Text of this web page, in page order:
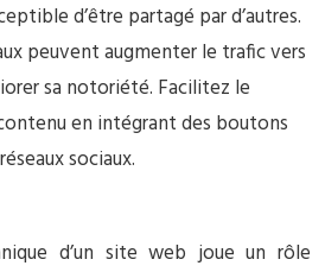
d’être partagé par d’autres.
peuvent augmenter le trafic vers
sa notoriété. Facilitez le
en intégrant des boutons
sociaux.
d’un site web joue un rôle